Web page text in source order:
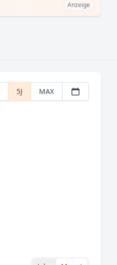
Anzeige
5J MAX